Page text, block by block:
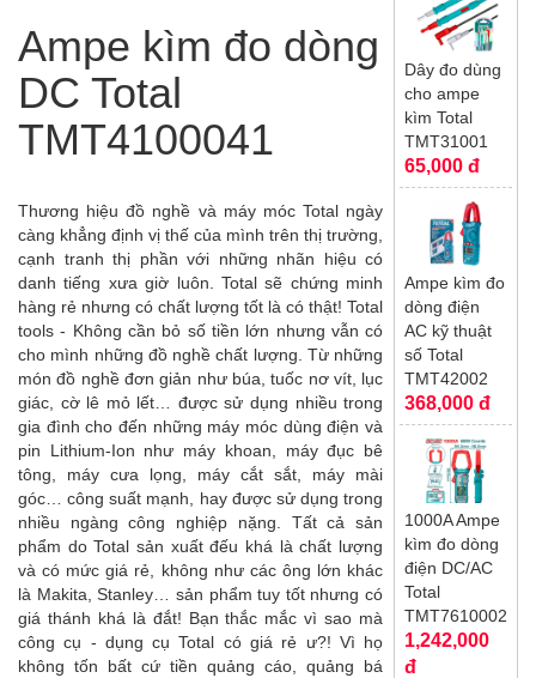
Ampe kìm đo dòng
DC Total
TMT4100041
Thương hiệu đồ nghề và máy móc Total ngày
càng khẳng định vị thế của mình trên thị trường,
cạnh tranh thị phần với những nhãn hiệu có
danh tiếng xưa giờ luôn. Total sẽ chứng minh
hàng rẻ nhưng có chất lượng tốt là có thật! Total
tools - Không cần bỏ số tiền lớn nhưng vẫn có
cho mình những đồ nghề chất lượng. Từ những
món đồ nghề đơn giản như búa, tuốc nơ vít, lục
giác, cờ lê mỏ lết… được sử dụng nhiều trong
gia đình cho đến những máy móc dùng điện và
pin Lithium-Ion như máy khoan, máy đục bê
tông, máy cưa lọng, máy cắt sắt, máy mài
góc… công suất mạnh, hay được sử dụng trong
nhiều ngàng công nghiệp nặng. Tất cả sản
phẩm do Total sản xuất đếu khá là chất lượng
và có mức giá rẻ, không như các ông lớn khác
là Makita, Stanley… sản phẩm tuy tốt nhưng có
giá thánh khá là đắt! Bạn thắc mắc vì sao mà
công cụ - dụng cụ Total có giá rẻ ư?! Vì họ
không tốn bất cứ tiền quảng cáo, quảng bá
Dây đo dùng
cho ampe
kìm Total
TMT31001
65,000 đ
Ampe kìm đo
dòng điện
AC kỹ thuật
số Total
TMT42002
368,000 đ
1000A Ampe
kìm đo dòng
điện DC/AC
Total
TMT7610002
1,242,000
đ